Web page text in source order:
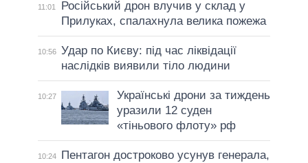
11:01
Російський дрон влучив у склад у
Прилуках, спалахнула велика пожежа
10:56 Удар по Києву: під час ліквідації
наслідків виявили тіло людини
10:27
Українські дрони за тиждень
уразили 12 суден
«тіньового флоту» рф
10:24
Пентагон достроково усунув генерала,